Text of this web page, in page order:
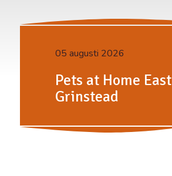
05 augusti 2026
Pets at Home East
Grinstead